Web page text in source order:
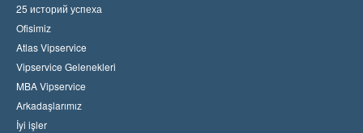
25 историй успеха
Ofisimiz
Atlas Vipservice
Vipservice Gelenekleri
MBA Vipservice
Arkadaşlarımız
İyi işler